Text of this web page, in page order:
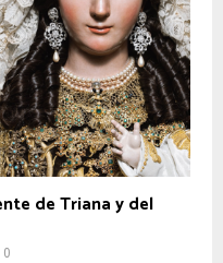
de Triana y del
0